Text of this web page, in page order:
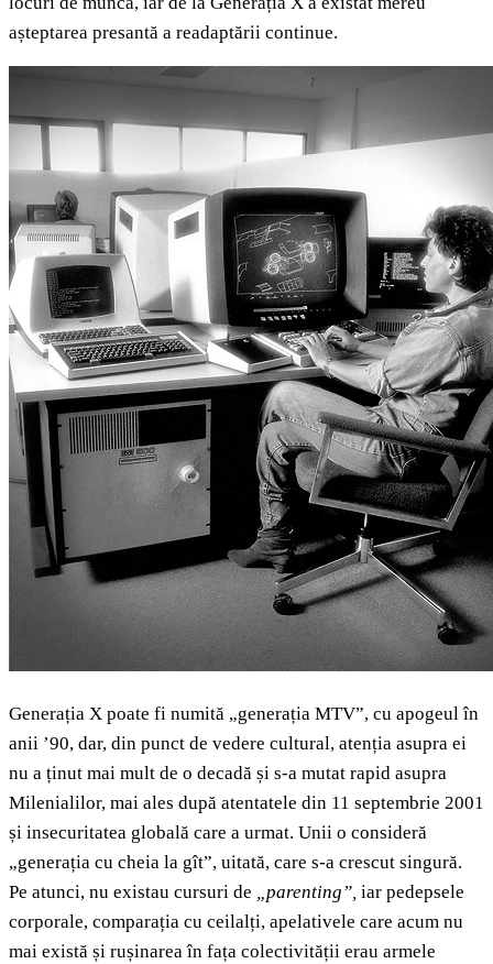
așteptarea presantă a readaptării continue.
Generația X poate fi numită „generația MTV”, cu apogeul în
anii ’90, dar, din punct de vedere cultural, atenția asupra ei
nu a ținut mai mult de o decadă și s-a mutat rapid asupra
Milenialilor, mai ales după atentatele din 11 septembrie 2001
și insecuritatea globală care a urmat. Unii o consideră
„generația cu cheia la gît”, uitată, care s-a crescut singură.
Pe atunci, nu existau cursuri de „parenting”, iar pedepsele
corporale, comparația cu ceilalți, apelativele care acum nu
mai există și rușinarea în fața colectivității erau armele